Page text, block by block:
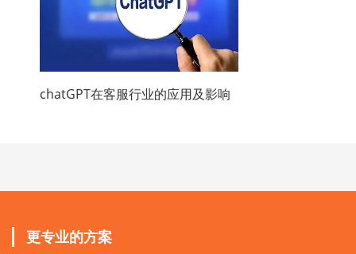
chatGPT在客服行业的应用及影响
更专业的方案